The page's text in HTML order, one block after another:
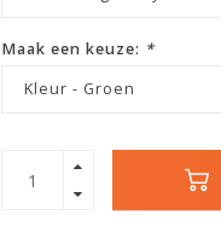
Maak een keuze: *
Kleur - Groen